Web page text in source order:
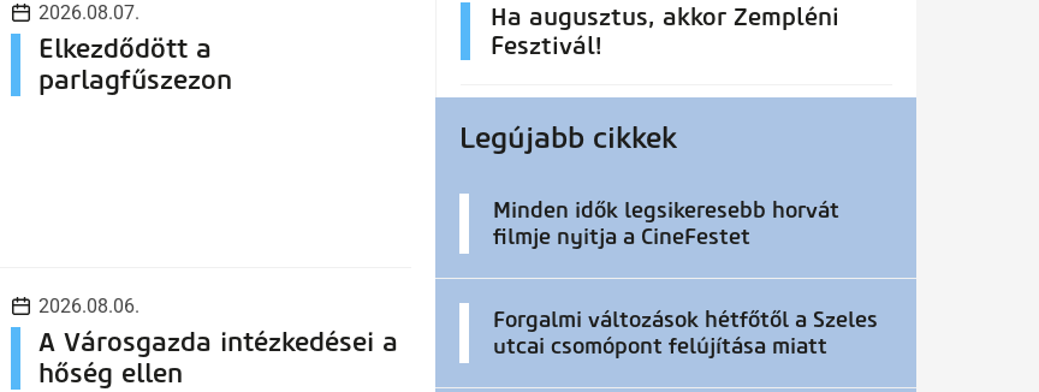
2026.08.07.
Elkezdődött a
parlagfűszezon
2026.08.06.
A Városgazda intézkedései a
hőség ellen
Ha augusztus, akkor Zempléni
Fesztivál!
Legújabb cikkek
Minden idők legsikeresebb horvát
filmje nyitja a CineFestet
Forgalmi változások hétfőtől a Szeles
utcai csomópont felújítása miatt